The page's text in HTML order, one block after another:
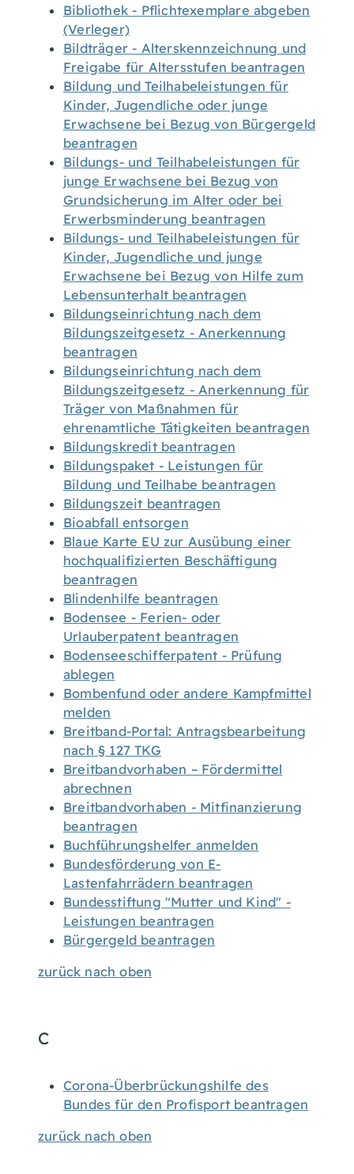
Bibliothek - Pflichtexemplare abgeben
(Verleger)
Bildträger - Alterskennzeichnung und
Freigabe für Altersstufen beantragen
Bildung und Teilhabeleistungen für
Kinder, Jugendliche oder junge
Erwachsene bei Bezug von Bürgergeld
beantragen
Bildungs- und Teilhabeleistungen für
junge Erwachsene bei Bezug von
Grundsicherung im Alter oder bei
Erwerbsminderung beantragen
Bildungs- und Teilhabeleistungen für
Kinder, Jugendliche und junge
Erwachsene bei Bezug von Hilfe zum
Lebensunterhalt beantragen
Bildungseinrichtung nach dem
Bildungszeitgesetz - Anerkennung
beantragen
Bildungseinrichtung nach dem
Bildungszeitgesetz - Anerkennung für
Träger von Maßnahmen für
ehrenamtliche Tätigkeiten beantragen
Bildungskredit beantragen
Bildungspaket - Leistungen für
Bildung und Teilhabe beantragen
Bildungszeit beantragen
Bioabfall entsorgen
Blaue Karte EU zur Ausübung einer
hochqualifizierten Beschäftigung
beantragen
Blindenhilfe beantragen
Bodensee - Ferien- oder
Urlauberpatent beantragen
Bodenseeschifferpatent - Prüfung
ablegen
Bombenfund oder andere Kampfmittel
melden
Breitband-Portal: Antragsbearbeitung
nach § 127 TKG
Breitbandvorhaben – Fördermittel
abrechnen
Breitbandvorhaben - Mitfinanzierung
beantragen
Buchführungshelfer anmelden
Bundesförderung von E-
Lastenfahrrädern beantragen
Bundesstiftung "Mutter und Kind" -
Leistungen beantragen
Bürgergeld beantragen
zurück nach oben
C
Corona-Überbrückungshilfe des
Bundes für den Profisport beantragen
zurück nach oben